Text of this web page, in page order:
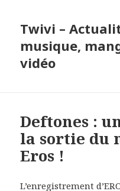
Twivi –
musique,
vidéo
Deftones :
la sortie du
Eros !
L’enregistrement